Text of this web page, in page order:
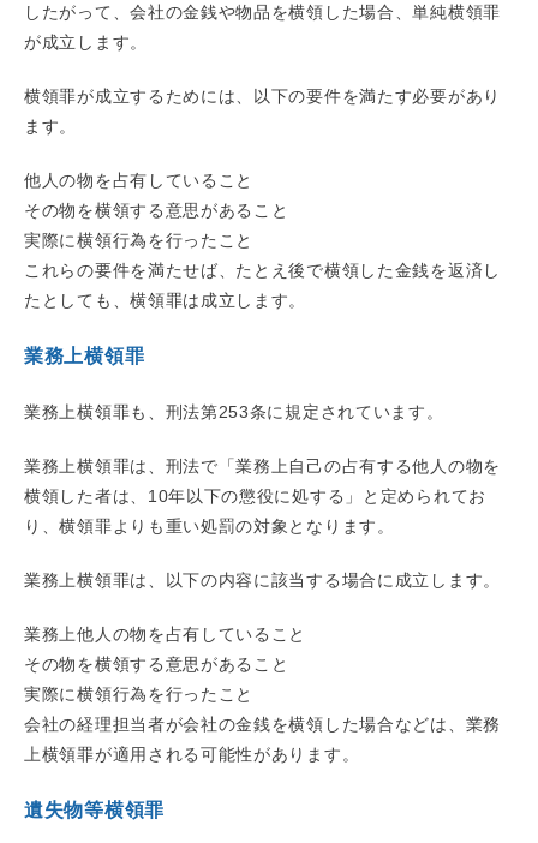
したがって、会社の金銭や物品を横領した場合、単純横領罪
が成立します。
横領罪が成立するためには、以下の要件を満たす必要があり
ます。
他人の物を占有していること
その物を横領する意思があること
実際に横領行為を行ったこと
これらの要件を満たせば、たとえ後で横領した金銭を返済し
たとしても、横領罪は成立します。
業務上横領罪
業務上横領罪も、刑法第253条に規定されています。
業務上横領罪は、刑法で「業務上自己の占有する他人の物を
横領した者は、10年以下の懲役に処する」と定められてお
り、横領罪よりも重い処罰の対象となります。
業務上横領罪は、以下の内容に該当する場合に成立します。
業務上他人の物を占有していること
その物を横領する意思があること
実際に横領行為を行ったこと
会社の経理担当者が会社の金銭を横領した場合などは、業務
上横領罪が適用される可能性があります。
遺失物等横領罪